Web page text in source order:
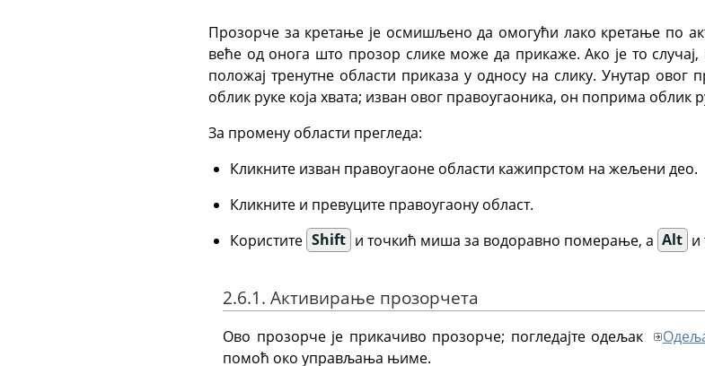
Прозорче за кретање је осмишљено да омогући лако кретање по
веће од онога што прозор слике може да прикаже. Ако је то случај,
положај тренутне области приказа у односу на слику. Унутар
облик руке која хвата; изван овог правоугаоника, он поприма
За промену области прегледа:
Кликните изван правоугаоне области кажипрстом на жељени део.
Кликните и превуците правоугаону област.
Користите Shift и точкић миша за водоравно померање, а Alt и
2.6.1. Активирање прозорчета
Ово прозорче је прикачиво прозорче; погледајте одељак
помоћ око управљања њиме.